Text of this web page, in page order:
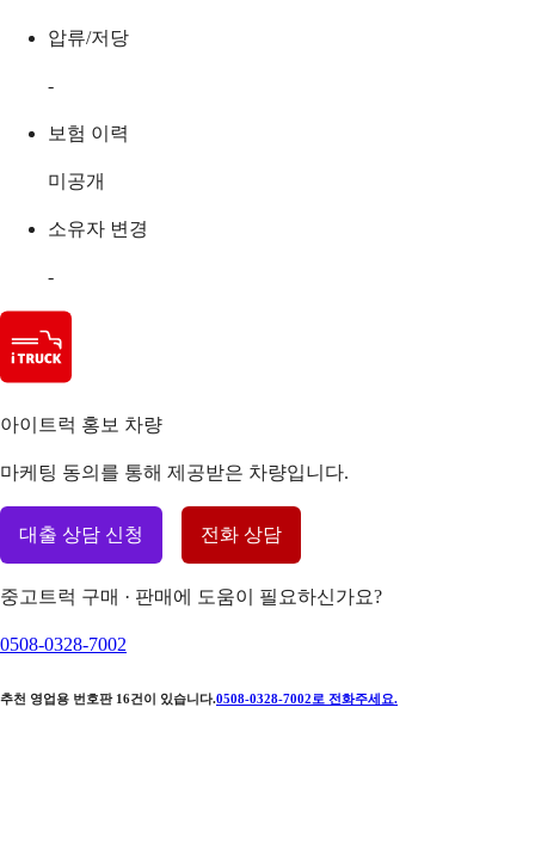
압류/저당
-
보험 이력
미공개
소유자 변경
-
아이트럭 홍보 차량
마케팅 동의를 통해 제공받은 차량입니다.
대출 상담 신청 전화 상담
중고트럭 구매 · 판매에 도움이 필요하신가요?
0508-0328-7002
추천 영업용 번호판 16건이 있습니다.0508-0328-7002 로 전화주세요.